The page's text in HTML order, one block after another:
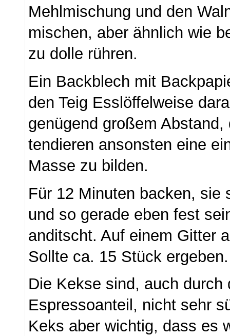
Mehlmischung und den
mischen, aber ähnlich wie
zu dolle rühren.
Ein Backblech mit
den Teig Esslöffelweise
genügend großem
tendieren ansonsten eine
Masse zu bilden.
Für 12 Minuten backen, sie
und so gerade eben fest
anditscht. Auf einem Gitter
Sollte ca. 15 Stück ergeben.
Die Kekse sind, auch durch
Espressoanteil, nicht sehr
Keks aber wichtig, dass es